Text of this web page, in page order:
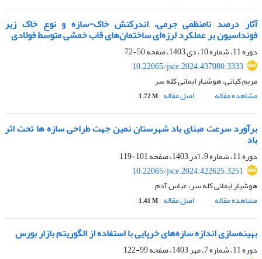
آثار درصد نامنظمی جرمی، اندرکنش خاک-سازه و نوع خاک زیر
فونداسیون بر عملکرد لرزه‌ای ساختمان‌های قاب خمشی متوسط فولادی
دوره 11، شماره 10، دی 1403، صفحه
50-72
10.22065/jsce.2024.437080.3333
مریم کیانی، هوشیار ایمانی کله سر
مشاهده مقاله
اصل مقاله 1.72 M
برآورد سرعت مبنای باد شهرستان نمین جهت طراحی سازه ها تحت اثر
باد
دوره 11، شماره 9، آذر 1403، صفحه
101-119
10.22065/jsce.2024.422625.3251
هوشیار ایمانی کله سر، عباس آدم
مشاهده مقاله
اصل مقاله 1.41 M
بهینه‌سازی اندازه سازه‌های خرپایی با استفاده از الگوریتم بازار بورس
دوره 11، شماره 7، مهر 1403، صفحه
99-122